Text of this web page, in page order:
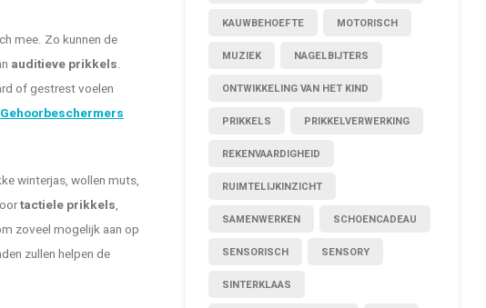
mee. Zo kunnen de
auditieve prikkels.
of gestrest voelen
Gehoorbeschermers
winterjas, wollen muts,
tactiele prikkels,
zoveel mogelijk aan op
zullen helpen de
KAUWBEHOEFTE MOTORISCH
MUZIEK NAGELBIJTERS
ONTWIKKELING VAN HET KIND
PRIKKELS PRIKKELVERWERKING
REKENVAARDIGHEID
RUIMTELIJKINZICHT
SAMENWERKEN SCHOENCADEAU
SENSORISCH SENSORY
SINTERKLAAS